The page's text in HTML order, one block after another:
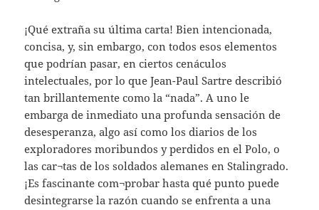
¡Qué extraña su última carta! Bien intencionada,
concisa, y, sin embargo, con todos esos elementos
que podrían pasar, en ciertos cenáculos
intelectuales, por lo que Jean-Paul Sartre describió
tan brillantemente como la “nada”. A uno le
embarga de inmediato una profunda sensación de
desesperanza, algo así como los diarios de los
exploradores moribundos y perdidos en el Polo, o
las car¬tas de los soldados alemanes en Stalingrado.
¡Es fascinante com¬probar hasta qué punto puede
desintegrarse la razón cuando se enfrenta a una